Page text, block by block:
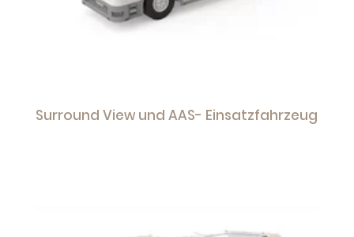
Surround View und AAS- Einsatzfahrzeug